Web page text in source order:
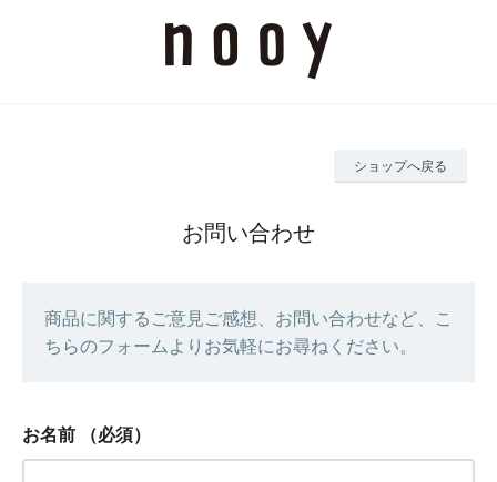
ショップへ戻る
お問い合わせ
商品に関するご意見ご感想、お問い合わせなど、こ
ちらのフォームよりお気軽にお尋ねください。
お名前 （必須）